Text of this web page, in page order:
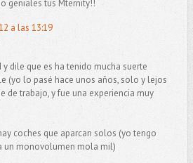
geniales tus Mternity!!
a las 13:19
y dile que es ha tenido mucha suerte
(yo lo pasé hace unos años, solo y lejos
de trabajo, y fue una experiencia muy
coches que aparcan solos (yo tengo
un monovolumen mola mil)